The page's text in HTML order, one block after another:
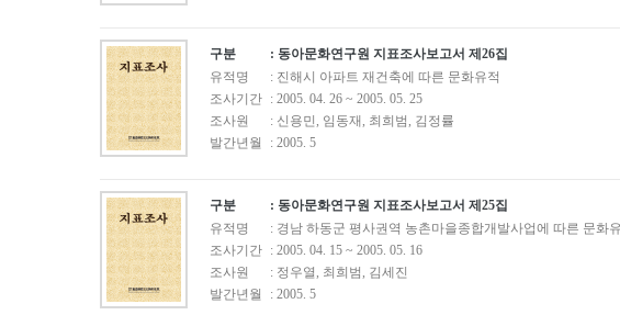
구분
: 동아문화연구원 지표조사보고서 제26집
유적명
: 진해시 아파트 재건축에 따른 문화유적
조사기간 : 2005. 04. 26 ~ 2005. 05. 25
조사원
: 신용민, 임동재, 최희범, 김정률
발간년월
: 2005. 5
구분
: 동아문화연구원 지표조사보고서 제25집
유적명
: 경남 하동군 평사권역 농촌마을종합개발사업에 따른 문화
조사기간 : 2005. 04. 15 ~ 2005. 05. 16
조사원
: 정우열, 최희범, 김세진
발간년월
: 2005. 5